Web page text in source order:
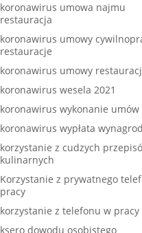
koronawirus umowa najmu
restauracja
koronawirus umowy
restauracje
koronawirus umowy
koronawirus wesela 2021
koronawirus wykonanie umów
koronawirus wypłata
korzystanie z cudzych
kulinarnych
Korzystanie z prywatnego
pracy
korzystanie z telefonu w pracy
ksero dowodu osobistego